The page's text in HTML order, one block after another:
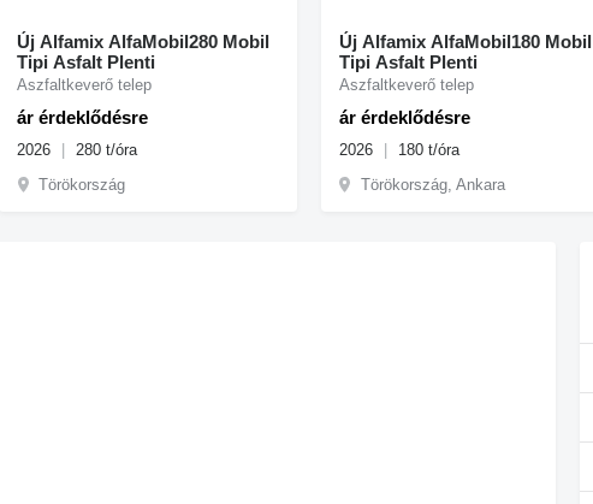
Új Alfamix AlfaMobil280 Mobil
Tipi Asfalt Plenti
ár érdeklődésre
Aszfaltkeverő telep
2026
280 t/óra
Törökország
Új Alfamix AlfaMobil180 Mobil
Tipi Asfalt Plenti
ár érdeklődésre
Aszfaltkeverő telep
2026
180 t/óra
Törökország, Ankara